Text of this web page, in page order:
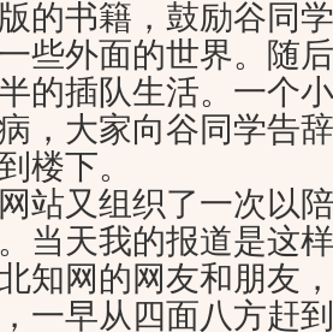
的书籍，鼓励谷同
些外面的世界。随
的插队生活。一个
，大家向谷同学告
楼下。
站又组织了一次以
当天我的报道是这
知网的网友和朋友
一早从四面八方赶